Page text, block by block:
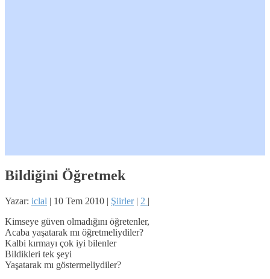
Bildiğini Öğretmek
Yazar: iclal | 10 Tem 2010 | Şiirler| 2 |
Kimseye güven olmadığını öğretenler,
Acaba yaşatarak mı öğretmeliydiler?
Kalbi kırmayı çok iyi bilenler
Bildikleri tek şeyi
Yaşatarak mı göstermeliydiler?